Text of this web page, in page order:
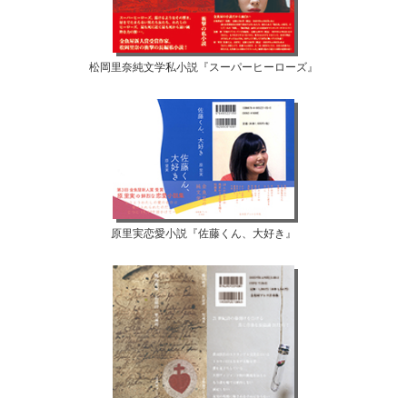
松岡里奈純文学私小説『スーパーヒーローズ』
原里実恋愛小説『佐藤くん、大好き』